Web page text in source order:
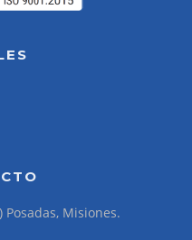
Posadas, Misiones.